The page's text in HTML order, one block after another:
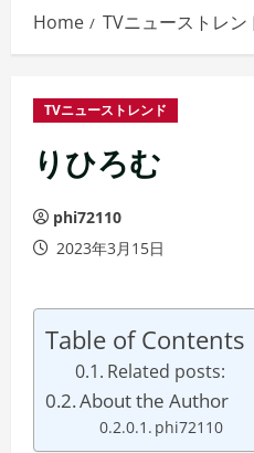
Home TVニューストレン
TVニューストレンド
りひろむ
phi72110
2023年3月15日
Table of Contents
Related posts:
About the Author
phi72110